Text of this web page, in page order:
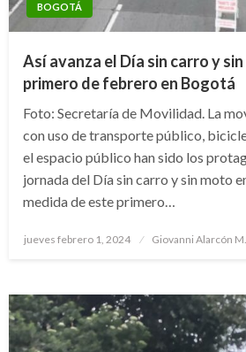
BOGOTÁ
Así avanza el Día sin carro y
primero de febrero en Bogotá
Foto: Secretaría de Movilidad. La
con uso de transporte público,
el espacio público han sido los
jornada del Día sin carro y sin moto
medida de este primero…
Publicado
jueves febrero 1, 2024 Giovanni Alarcón M.